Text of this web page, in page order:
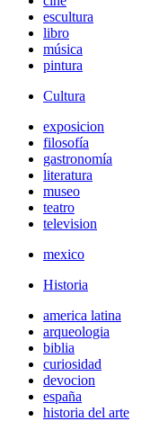
escultura
libro
música
pintura
Cultura
exposicion
filosofía
gastronomía
literatura
museo
teatro
television
mexico
Historia
america latina
arqueologia
biblia
curiosidad
devocion
españa
historia del arte